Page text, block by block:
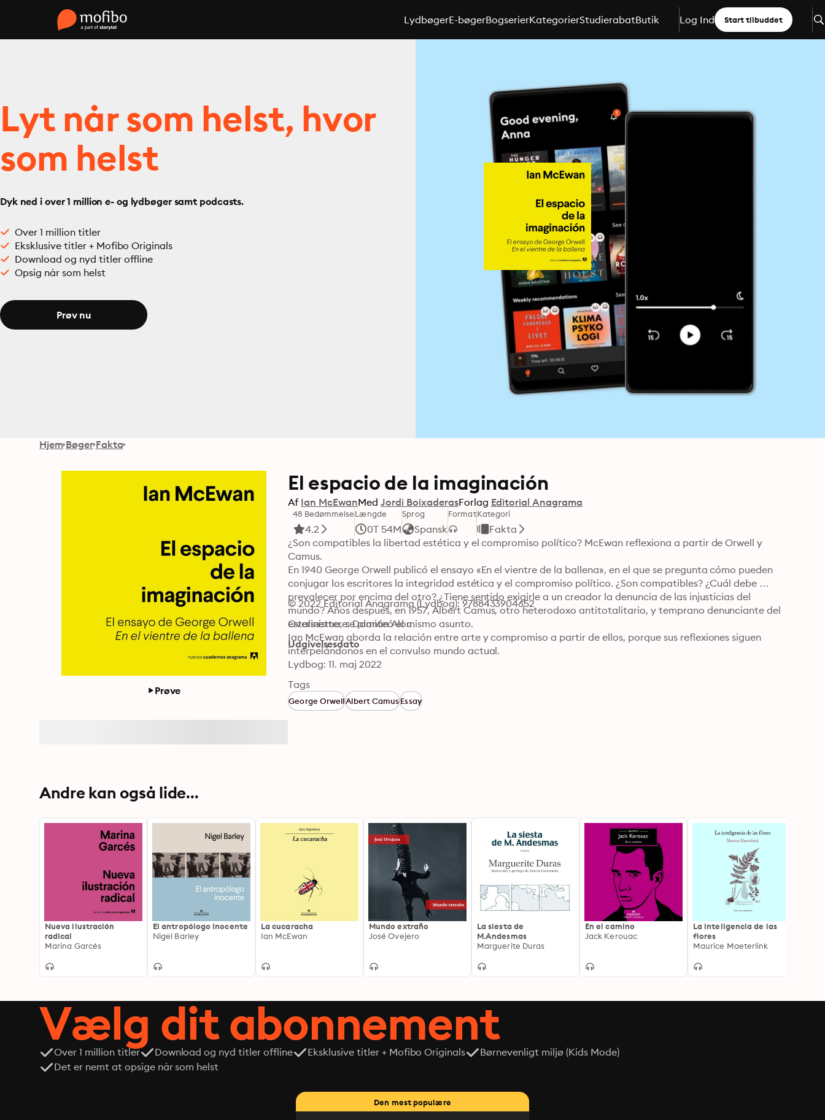
LydbøgerE-bøgerBogserierKategorierStudierabatButik Log Ind Start tilbuddet
Lyt når som helst, hvor
som helst
Dyk ned i over 1 million e- og lydbøger samt podcasts.
Over 1 million titler
Eksklusive titler + Mofibo Originals
Download og nyd titler offline
Opsig når som helst
Prøv nu
Hjem Bøger Fakta
Prøve
El espacio de la imaginación
Af Ian McEwanMed Jordi BoixaderasForlag Editorial Anagrama
48 Bedømmelse
4.2
Længde
0T 54M
Sprog
Spansk
FormatKategori
Fakta
¿Son compatibles la libertad estética y el compromiso político? McEwan reflexiona a partir de Orwell y
Camus.
En 1940 George Orwell publicó el ensayo «En el vientre de la ballena», en el que se pregunta cómo pueden
conjugar los escritores la integridad estética y el compromiso político. ¿Son compatibles? ¿Cuál debe
prevalecer por encima del otro? ¿Tiene sentido exigirle a un creador la denuncia de las injusticias del
mundo? Años después, en 1957, Albert Camus, otro heterodoxo antitotalitario, y temprano denunciante del
estalinismo, se planteó el mismo asunto.
Ian McEwan aborda la relación entre arte y compromiso a partir de ellos, porque sus reflexiones siguen
interpelándonos en el convulso mundo actual.
© 2022 Editorial Anagrama (Lydbog): 9788433904652
Oversættere: Damián Alou
Udgivelsesdato
Lydbog: 11. maj 2022
Tags
George OrwellAlbert CamusEssay
Andre kan også lide...
Nueva ilustración
radical
Marina Garcés
El antropólogo inocente
Nigel Barley
La cucaracha
Ian McEwan
Mundo extraño
José Ovejero
La siesta de
M.Andesmas
Marguerite Duras
En el camino
Jack Kerouac
La inteligencia de las
flores
Maurice Maeterlink
Vælg dit abonnement
Over 1 million titler Download og nyd titler offline Eksklusive titler + Mofibo Originals
Børnevenligt miljø (Kids Mode)
Det er nemt at opsige når som helst
Den mest populære